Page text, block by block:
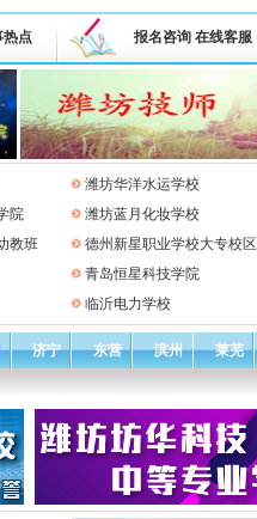
热点 报名咨询 在线客服
潍坊华洋水运学校
院
潍坊蓝月化妆学校
教班
德州新星职业学校大专校区
青岛恒星科技学院
临沂电力学校
济宁 东营 滨州 莱芜